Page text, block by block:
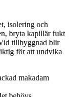
isolering och
bryta kapillär fukt
tillbyggnad blir
för att undvika
makadam